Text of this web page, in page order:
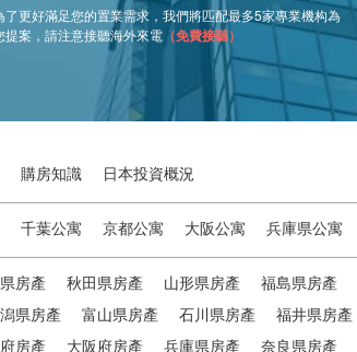
了更好滿足您的置業需求，我們將匹配最多5家專業機构為
提案，請注意接聽海外來電 （免費接聽）
購房知識 日本投資概況
千葉公寓 京都公寓 大阪公寓 兵庫県公寓
房產 秋田県房產 山形県房產 福島県房產
県房產 富山県房產 石川県房產 福井県房產
房產 大阪府房產 兵庫県房產 奈良県房產